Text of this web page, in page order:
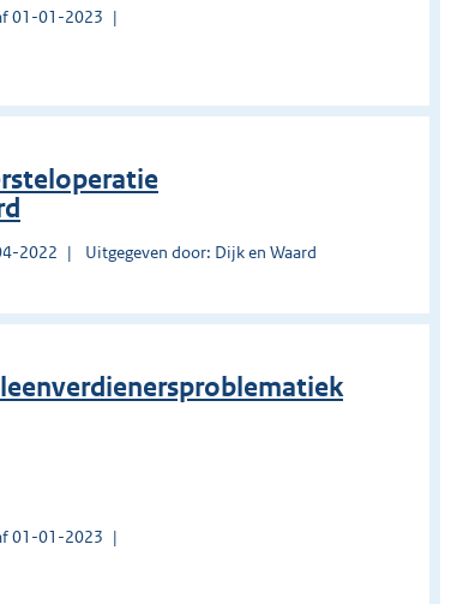
01-01-2023
2022 Uitgegeven door: Dijk en Waard
01-01-2023